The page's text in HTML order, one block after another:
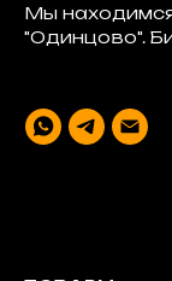
Мы
"Одинцово".